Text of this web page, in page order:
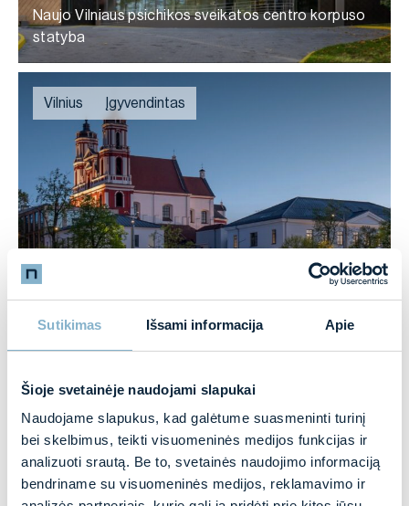
Sutikimas Išsami informacija Apie
Šioje svetainėje naudojami slapukai
Naudojame slapukus, kad galėtume suasmeninti turinį
bei skelbimus, teikti visuomeninės medijos funkcijas ir
analizuoti srautą. Be to, svetainės naudojimo informaciją
bendriname su visuomeninės medijos, reklamavimo ir
Naujo Vilniaus psichikos sveikatos centro korpuso
statyba
Vilnius Įgyvendintas
Šv. Jokūbo ligoninės komplekso teritorijos
rekonstrukcija ir statyba
Vilnius Įgyvendintas